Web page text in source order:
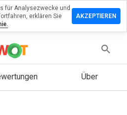
Über
für Analysezwecke und
erklären Sie
AKZEPTIEREN